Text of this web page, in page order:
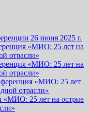
26 июня 2025 г.
«МИО: 25 лет на
отрасли»
«МИО: 25 лет на
отрасли»
«МИО: 25 лет
отрасли»
«МИО: 25 лет на острие